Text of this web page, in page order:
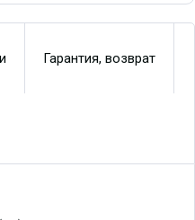
Гарантия, возврат